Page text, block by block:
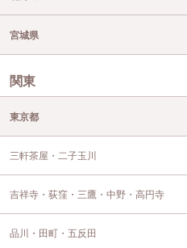
宮城県
関東
東京都
三軒茶屋・二子玉川
吉祥寺・荻窪・三鷹・中野・高円寺
品川・田町・五反田